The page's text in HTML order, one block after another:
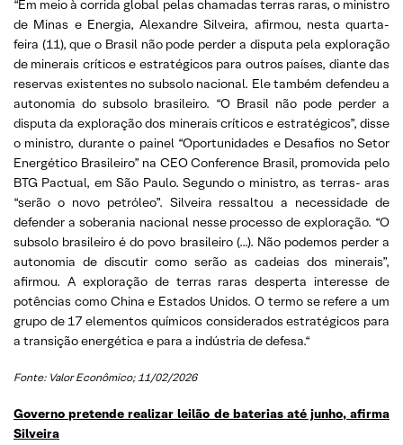
“Em meio à corrida global pelas chamadas terras raras, o ministro
de Minas e Energia, Alexandre Silveira, afirmou, nesta quarta-
feira (11), que o Brasil não pode perder a disputa pela exploração
de minerais críticos e estratégicos para outros países, diante das
reservas existentes no subsolo nacional. Ele também defendeu a
autonomia do subsolo brasileiro. “O Brasil não pode perder a
disputa da exploração dos minerais críticos e estratégicos”, disse
o ministro, durante o painel “Oportunidades e Desafios no Setor
Energético Brasileiro” na CEO Conference Brasil, promovida pelo
BTG Pactual, em São Paulo. Segundo o ministro, as terras- aras
“serão o novo petróleo”. Silveira ressaltou a necessidade de
defender a soberania nacional nesse processo de exploração. “O
subsolo brasileiro é do povo brasileiro (…). Não podemos perder a
autonomia de discutir como serão as cadeias dos minerais”,
afirmou. A exploração de terras raras desperta interesse de
potências como China e Estados Unidos. O termo se refere a um
grupo de 17 elementos químicos considerados estratégicos para
a transição energética e para a indústria de defesa.“
Fonte: Valor Econômico; 11/02/2026
Governo pretende realizar leilão de baterias até junho, afirma
Silveira